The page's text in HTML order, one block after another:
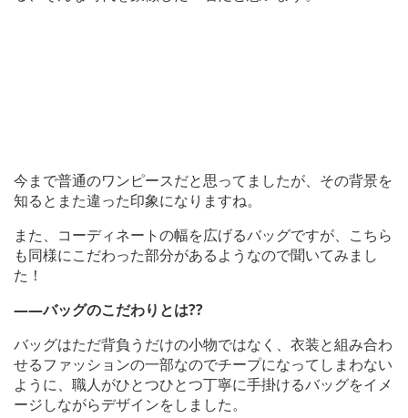
今まで普通のワンピースだと思ってましたが、その背景を
知るとまた違った印象になりますね。
また、コーディネートの幅を広げるバッグですが、こちら
も同様にこだわった部分があるようなので聞いてみまし
た！
――バッグのこだわりとは??
バッグはただ背負うだけの小物ではなく、衣装と組み合わ
せるファッションの一部なのでチープになってしまわない
ように、職人がひとつひとつ丁寧に手掛けるバッグをイメ
ージしながらデザインをしました。